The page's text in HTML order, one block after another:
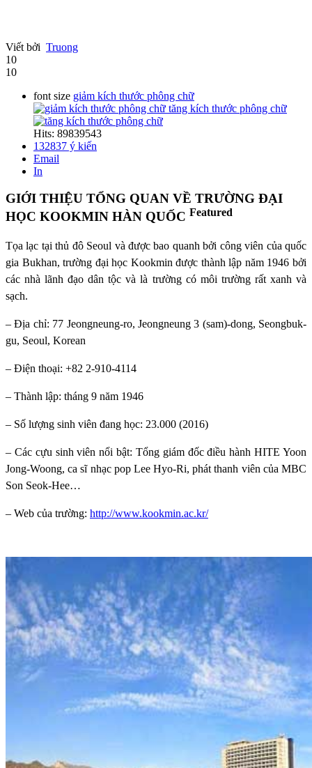
Viết bởi Truong
10
10
font size giảm kích thước phông chữ
tăng kích thước phông chữ
Hits: 89839543
132837 ý kiến
Email
In
GIỚI THIỆU TỔNG QUAN VỀ TRƯỜNG ĐẠI
HỌC KOOKMIN HÀN QUỐC Featured
Tọa lạc tại thủ đô Seoul và được bao quanh bởi công viên của quốc
gia Bukhan, trường đại học Kookmin được thành lập năm 1946 bởi
các nhà lãnh đạo dân tộc và là trường có môi trường rất xanh và
sạch.
– Địa chỉ: 77 Jeongneung-ro, Jeongneung 3 (sam)-dong, Seongbuk-
gu, Seoul, Korean
– Điện thoại: +82 2-910-4114
– Thành lập: tháng 9 năm 1946
– Số lượng sinh viên đang học: 23.000 (2016)
– Các cựu sinh viên nổi bật: Tổng giám đốc điều hành HITE Yoon
Jong-Woong, ca sĩ nhạc pop Lee Hyo-Ri, phát thanh viên của MBC
Son Seok-Hee…
– Web của trường: http://www.kookmin.ac.kr/